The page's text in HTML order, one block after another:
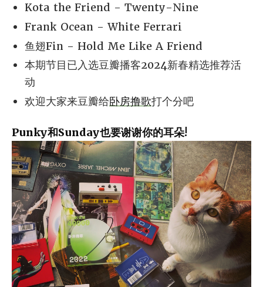
Kota the Friend - Twenty-Nine
Frank Ocean - White Ferrari
鱼翅Fin - Hold Me Like A Friend
本期节目已入选豆瓣播客2024新春精选推荐活
动
欢迎大家来豆瓣给卧房撸歌打个分吧
Punky和Sunday也要谢谢你的耳朵!